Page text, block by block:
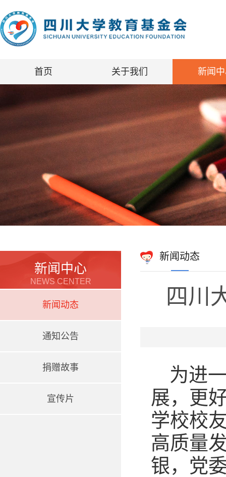
首页 关于我们 新闻
新闻中心
NEWS CENTER
新闻动态
通知公告
捐赠故事
宣传片
新闻动态
四川
为进
展，更
学校校
高质量
银，党